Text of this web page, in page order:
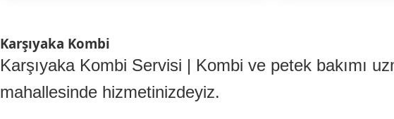
Karşıyaka Kombi
Karşıyaka Kombi Servisi | Kombi ve petek bakımı
mahallesinde hizmetinizdeyiz.